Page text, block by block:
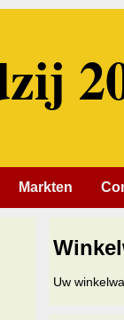
Markten
Uw